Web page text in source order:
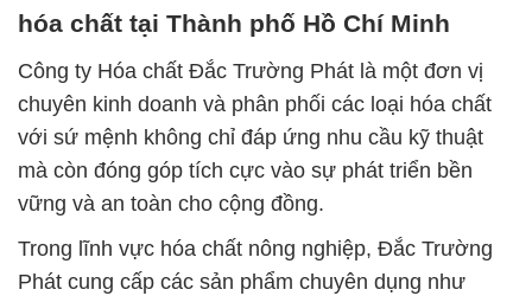
hóa chất tại Thành phố Hồ Chí Minh
Công ty Hóa chất Đắc Trường Phát là một đơn vị
chuyên kinh doanh và phân phối các loại hóa chất
với sứ mệnh không chỉ đáp ứng nhu cầu kỹ thuật
mà còn đóng góp tích cực vào sự phát triển bền
vững và an toàn cho cộng đồng.
Trong lĩnh vực hóa chất nông nghiệp, Đắc Trường
Phát cung cấp các sản phẩm chuyên dụng như